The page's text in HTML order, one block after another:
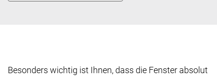
Besonders wichtig ist Ihnen, dass die Fenster absolut